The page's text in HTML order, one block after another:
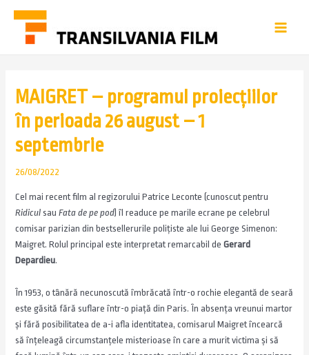
MAIGRET – programul proiecțiilor
în perioada 26 august – 1
septembrie
26/08/2022
Cel mai recent film al regizorului Patrice Leconte (cunoscut pentru
Ridicul sauFata de pe pod) îl readuce pe marile ecrane pe celebrul
comisar parizian din bestsellerurile polițiste ale lui George Simenon:
Maigret. Rolul principal este interpretat remarcabil deGerard
Depardieu.
În 1953, o tânără necunoscută îmbrăcată într-o rochie elegantă de seară
este găsită fără suflare într-o piață din Paris. În absența vreunui martor
și fără posibilitatea de a-i afla identitatea, comisarul Maigret încearcă
să înțeleagă circumstanțele misterioase în care a murit victima și să